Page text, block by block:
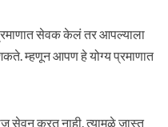
सेवक केलं तर आपल्याला
म्हणून आपण हे योग्य प्रमाणात
सेवन करत नाही. त्यामुळे जास्त